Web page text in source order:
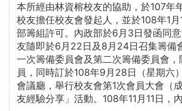
本所經由林資榕校友的協助，於107年
校友擔任校友會發起人，並於108年1
部籌組許可。內政部於6月3日發函同
友隨即於6月22日及8月24日召集籌備
一次籌備委員會及第二次籌備委員會
員，同時訂於108年9月28日（星期六
會議廳，舉行校友會第1次會員大會（
友經驗分享」活動。108年11月11日，